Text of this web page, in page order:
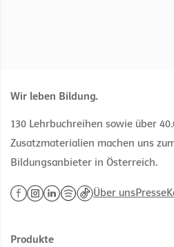
Wir leben Bildung.
130 Lehrbuchreihen sowie über
Zusatzmaterialien machen uns
Bildungsanbieter in Österreich.
Über unsPresse
Produkte